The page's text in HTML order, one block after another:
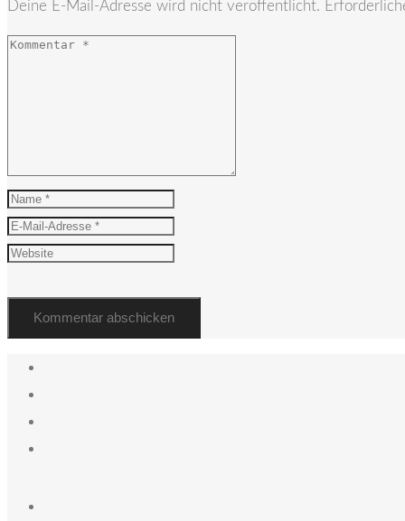
Deine E-Mail-Adresse wird nicht veröffentlicht.